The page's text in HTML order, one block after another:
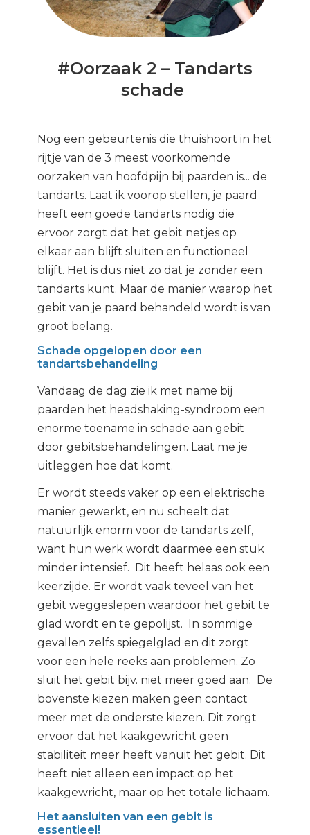
#Oorzaak 2 – Tandarts
schade
Nog een gebeurtenis die thuishoort in het
rijtje van de 3 meest voorkomende
oorzaken van hoofdpijn bij paarden is... de
tandarts. Laat ik voorop stellen, je paard
heeft een goede tandarts nodig die
ervoor zorgt dat het gebit netjes op
elkaar aan blijft sluiten en functioneel
blijft. Het is dus niet zo dat je zonder een
tandarts kunt. Maar de manier waarop het
gebit van je paard behandeld wordt is van
groot belang.
Schade opgelopen door een
tandartsbehandeling
Vandaag de dag zie ik met name bij
paarden het headshaking-syndroom een
enorme toename in schade aan gebit
door gebitsbehandelingen. Laat me je
uitleggen hoe dat komt.
Er wordt steeds vaker op een elektrische
manier gewerkt, en nu scheelt dat
natuurlijk enorm voor de tandarts zelf,
want hun werk wordt daarmee een stuk
minder intensief. Dit heeft helaas ook een
keerzijde. Er wordt vaak teveel van het
gebit weggeslepen waardoor het gebit te
glad wordt en te gepolijst. In sommige
gevallen zelfs spiegelglad en dit zorgt
voor een hele reeks aan problemen. Zo
sluit het gebit bijv. niet meer goed aan. De
bovenste kiezen maken geen contact
meer met de onderste kiezen. Dit zorgt
ervoor dat het kaakgewricht geen
stabiliteit meer heeft vanuit het gebit. Dit
heeft niet alleen een impact op het
kaakgewricht, maar op het totale lichaam.
Het aansluiten van een gebit is
essentieel!